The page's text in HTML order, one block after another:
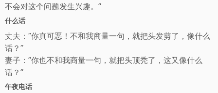
不会对这个问题发生兴趣。“
什么话
丈夫：“你真可恶！不和我商量一句，就把头发剪了，像什么
话？“
妻子：“你也不和我商量一句，就把头顶秃了，这又像什么
话？“
午夜电话